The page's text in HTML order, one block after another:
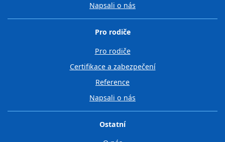
Napsali o nás
Pro rodiče
Pro rodiče
Certifikace a zabezpečení
Reference
Napsali o nás
Ostatní